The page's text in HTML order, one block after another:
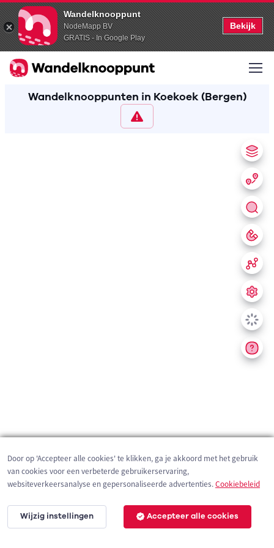
Wandelknooppunt
NodeMapp BV
GRATIS - In Google Play
Bekijk
Wandelknooppunten in Koekoek (Bergen)
200 m
Door op 'Accepteer alle cookies' te klikken, ga je akkoord met het gebruik
van cookies voor een verbeterde gebruikerservaring,
websiteverkeersanalyse en gepersonaliseerde advertenties.Cookiebeleid
Wijzig instellingen Accepteer alle cookies